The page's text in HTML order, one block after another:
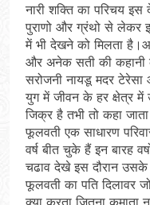
नारी शक्ति का परिचय
पुराणो और ग्रंथो से लेकर
में भी देखने को मिलता
और अनेक सती की कहानी
सरोजनी नायडू मदर
युग में जीवन के हर क्षेत्र
जिक्र है तभी तो कहा जाता
फूलवती एक साधारण
वर्ष बीत चुके हैं इन बारह
चढाव देखे इस दौरान उसके
फूलवती का पति दिलावर
क्या करता जितना कमाता